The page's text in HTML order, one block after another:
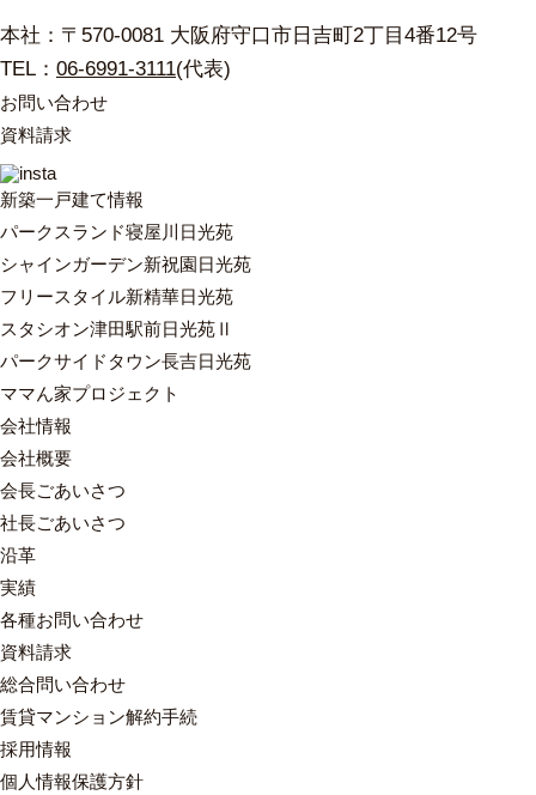
本社：〒570-0081 大阪府守口市日吉町2丁目4番12号
TEL： 06-6991-3111(代表)
お問い合わせ
資料請求
新築一戸建て情報
パークスランド寝屋川日光苑
シャインガーデン新祝園日光苑
フリースタイル新精華日光苑
スタシオン津田駅前日光苑Ⅱ
パークサイドタウン長吉日光苑
ママん家プロジェクト
会社情報
会社概要
会長ごあいさつ
社長ごあいさつ
沿革
実績
各種お問い合わせ
資料請求
総合問い合わせ
賃貸マンション解約手続
採用情報
個人情報保護方針